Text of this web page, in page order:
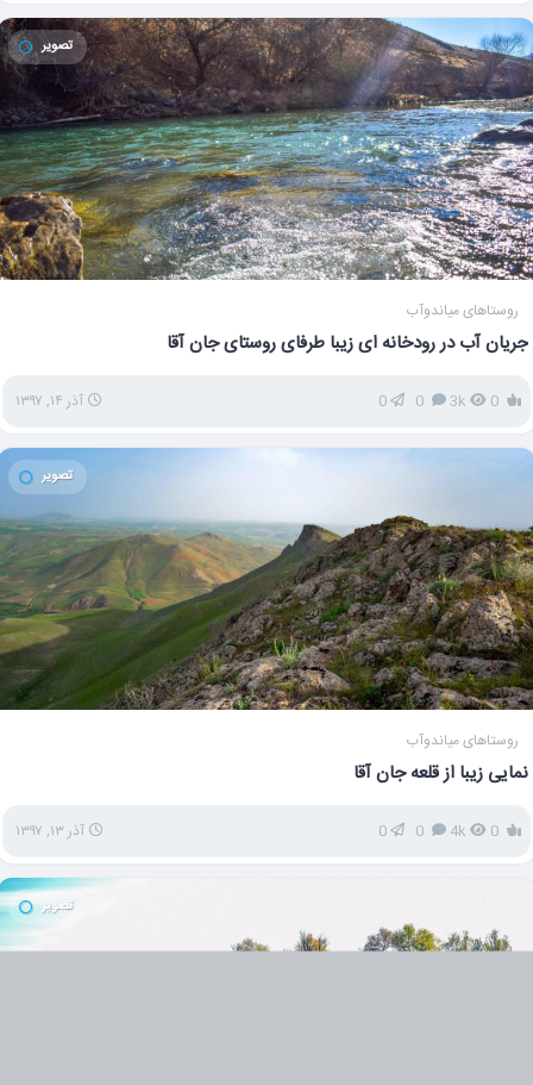
تصویر
روستاهای میاندوآب
جریان آب در رودخانه ای زیبا طرفای روستای جان آقا
3k
0 آذر ۱۴, ۱۳۹۷
تصویر
روستاهای میاندوآب
نمایی زیبا از قلعه جان آقا
4k
0 آذر ۱۳, ۱۳۹۷
تصویر